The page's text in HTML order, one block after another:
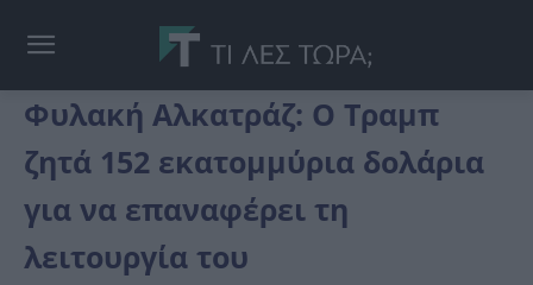
Φυλακή Αλκατράζ: Ο Τραμπ
ζητά 152 εκατομμύρια δολάρια
για να επαναφέρει τη
λειτουργία του